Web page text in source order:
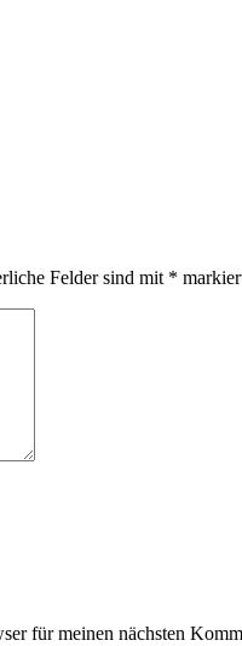
Felder sind mit *
für meinen nächsten